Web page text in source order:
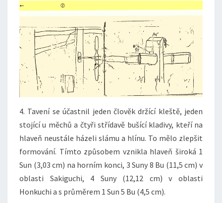
4. Tavení se účastnil jeden člověk držící kleště, jeden
stojící u měchů a čtyři střídavě bušící kladivy, kteří na
hlaveň neustále házeli slámu a hlínu. To mělo zlepšit
formování. Tímto způsobem vznikla hlaveň široká 1
Sun (3,03 cm) na horním konci, 3 Suny 8 Bu (11,5 cm) v
oblasti Sakiguchi, 4 Suny (12,12 cm) v oblasti
Honkuchi a s průměrem 1 Sun 5 Bu (4,5 cm).